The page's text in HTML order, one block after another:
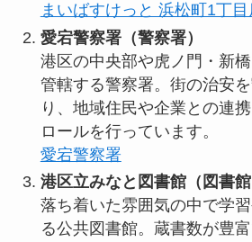
まいばすけっと 浜松町1丁目
愛宕警察署（警察署）
港区の中央部や虎ノ門・新
管轄する警察署。街の治安
り、地域住民や企業との連
ロールを行っています。
愛宕警察署
港区立みなと図書館（図書館
落ち着いた雰囲気の中で学
る公共図書館。蔵書数が豊